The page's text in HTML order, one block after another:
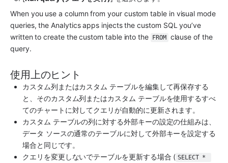
When you use a column from your custom table in visual mode
queries, the Analytics apps injects the custom SQL you’ve
written to create the custom table into the FROM clause of the
query.
使用上のヒント
カスタム列またはカスタム テーブルを編集して再保存する
と、そのカスタム列またはカスタム テーブルを使用するすべ
てのチャートに対してクエリが自動的に更新されます。
カスタム テーブルの列に対する外部キーの設定の仕組みは、
データ ソースの通常のテーブルに対して外部キーを設定する
場合と同じです。
クエリを変更しないでテーブルを更新する場合 ( SELECT *